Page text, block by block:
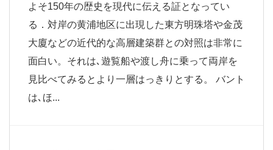
よそ150年の歴史を現代に伝える証となってい
る．対岸の黄浦地区に出現した東方明珠塔や金茂
大廈などの近代的な高層建築群との対照は非常に
面白い。それは､遊覧船や渡し舟に乗って両岸を
見比べてみるとより一層はっきりとする。 バント
は､ほ...